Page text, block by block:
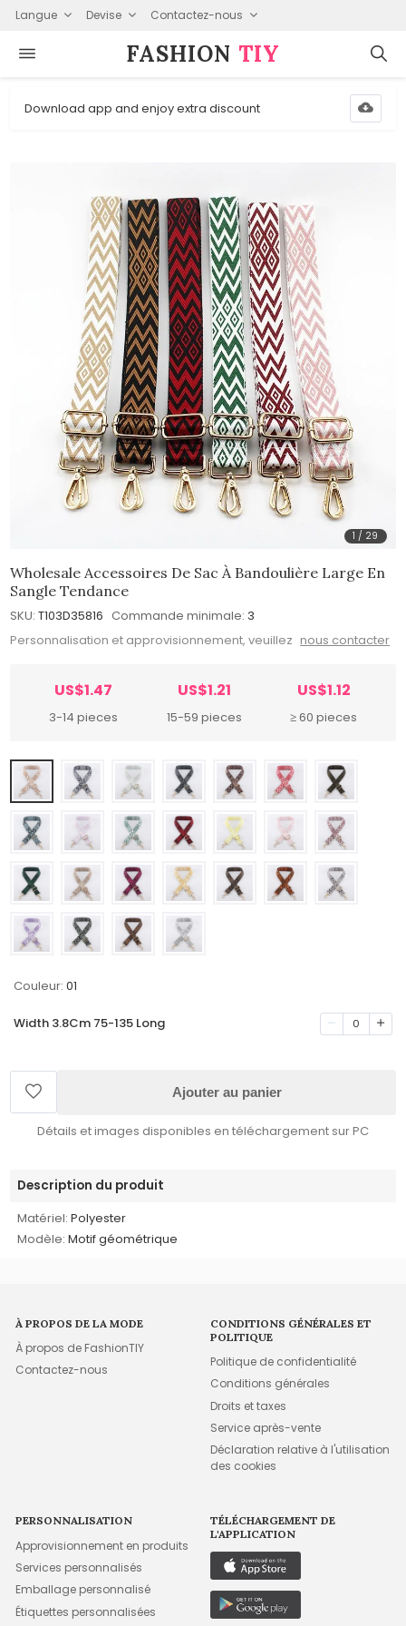
Langue Devise Contactez-nous
FASHION⁠ TIY
Download app and enjoy extra discount
1 / 29
Wholesale Accessoires De Sac À Bandoulière Large En
Sangle Tendance
SKU: T103D35816 Commande minimale: 3
Personnalisation et approvisionnement, veuillez nous contacter
US$1.47
3-14 pieces
US$1.21
15-59 pieces
US$1.12
≥ 60 pieces
Couleur: 01
Width 3.8Cm 75-135 Long 0
Ajouter au panier
Détails et images disponibles en téléchargement sur PC
Description du produit
Matériel: Polyester
Modèle: Motif géométrique
À PROPOS DE LA MODE
À propos de FashionTIY
Contactez-nous
CONDITIONS GÉNÉRALES ET
POLITIQUE
Politique de confidentialité
Conditions générales
Droits et taxes
Service après-vente
Déclaration relative à l'utilisation
des cookies
PERSONNALISATION
Approvisionnement en produits
Services personnalisés
Emballage personnalisé
Étiquettes personnalisées
TÉLÉCHARGEMENT DE
L'APPLICATION